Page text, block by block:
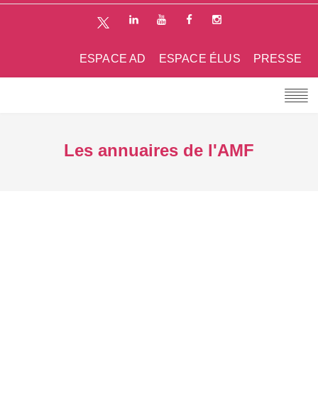
PRESSE
ESPACE ÉLUS
ESPACE AD
Les annuaires de l'AMF